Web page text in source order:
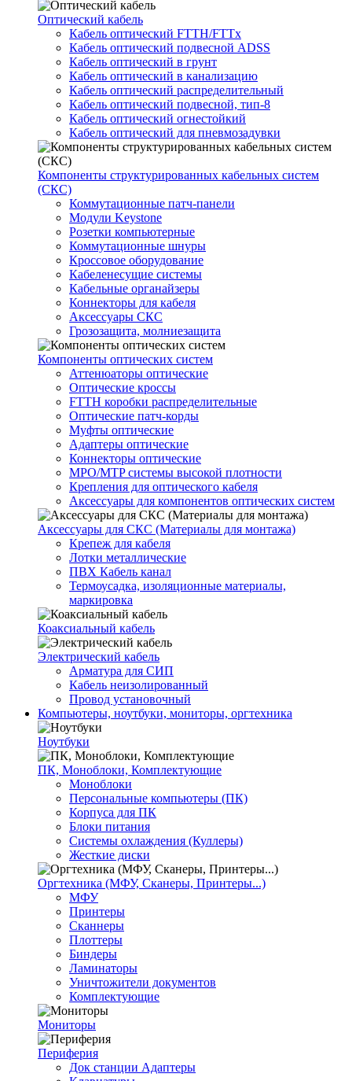
Оптический кабель
Кабель оптический FTTH/FTTx
Кабель оптический подвесной ADSS
Кабель оптический в грунт
Кабель оптический в канализацию
Кабель оптический распределительный
Кабель оптический подвесной, тип-8
Кабель оптический огнестойкий
Кабель оптический для пневмозадувки
Компоненты структурированных кабельных систем
(СКС)
Коммутационные патч-панели
Модули Keystone
Розетки компьютерные
Коммутационные шнуры
Кроссовое оборудование
Кабеленесущие системы
Кабельные органайзеры
Коннекторы для кабеля
Аксессуары СКС
Грозозащита, молниезащита
Компоненты оптических систем
Аттенюаторы оптические
Оптические кроссы
FTTH коробки распределительные
Оптические патч-корды
Муфты оптические
Адаптеры оптические
Коннекторы оптические
MPO/MTP системы высокой плотности
Крепления для оптического кабеля
Аксессуары для компонентов оптических систем
Аксессуары для СКС (Материалы для монтажа)
Крепеж для кабеля
Лотки металлические
ПВХ Кабель канал
Термоусадка, изоляционные материалы,
маркировка
Коаксиальный кабель
Электрический кабель
Арматура для СИП
Кабель неизолированный
Провод установочный
Компьютеры, ноутбуки, мониторы, оргтехника
Ноутбуки
ПК, Моноблоки, Комплектующие
Моноблоки
Персональные компьютеры (ПК)
Корпуса для ПК
Блоки питания
Системы охлаждения (Куллеры)
Жесткие диски
Оргтехника (МФУ, Сканеры, Принтеры...)
МФУ
Принтеры
Сканнеры
Плоттеры
Биндеры
Ламинаторы
Уничтожители документов
Комплектующие
Мониторы
Периферия
Док станции Адаптеры